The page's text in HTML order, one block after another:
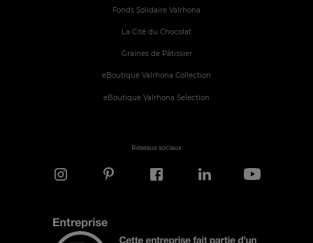
Fonds Solidaire Valrhona
La Cité du Chocolat
Graines de Pâtissier
eBoutique Valrhona Collection
eBoutique Valrhona Selection
Réseaux sociaux